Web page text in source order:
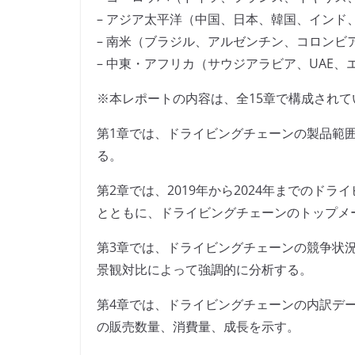
– アジア太平洋（中国、日本、韓国、インド
– 南米（ブラジル、アルゼンチン、コロンビ
– 中東・アフリカ（サウジアラビア、UAE、
※本レポートの内容は、全15章で構成され
第1章では、ドライビングチェーンの製品範
る。
第2章では、2019年から2024年までのドラ
とともに、ドライビングチェーンのトップ
第3章では、ドライビングチェーンの競争状
景観対比によって強調的に分析する。
第4章では、ドライビングチェーンの内訳デ
の販売数量、消費量、成長を示す。